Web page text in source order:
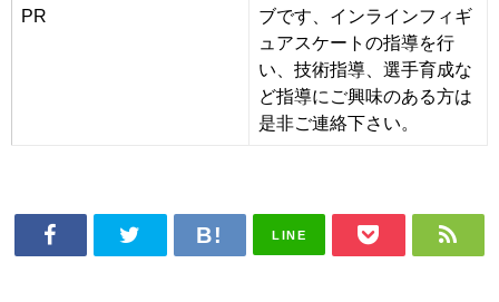
PR
ブです、インラインフィギ
ュアスケートの指導を行
い、技術指導、選手育成な
ど指導にご興味のある方は
是非ご連絡下さい。
LINE